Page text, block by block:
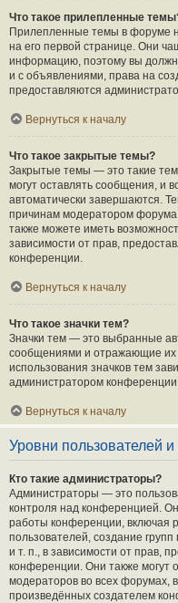
Что такое прилепленные
Прилепленные темы в форуме
на его первой странице. Они
информацию, поэтому вы
и с объявлениями, права на
предоставляются
Вернуться к началу
Что такое закрытые темы?
Закрытые темы — это такие
могут оставлять сообщения, и
автоматически завершаются.
причинам модератором
также можете иметь
зависимости от прав,
конференции.
Вернуться к началу
Что такое значки тем?
Значки тем — это выбранные
сообщениями и отражающие их
использования значков тем
администратором
Вернуться к началу
Уровни пользователей и
Кто такие администраторы?
Администраторы — это
контроля над конференцией.
работы конференции, включая
пользователей, создание
и т. п., в зависимости от прав,
конференции. Они также могут
модераторов во всех форумах,
произведённых создателем